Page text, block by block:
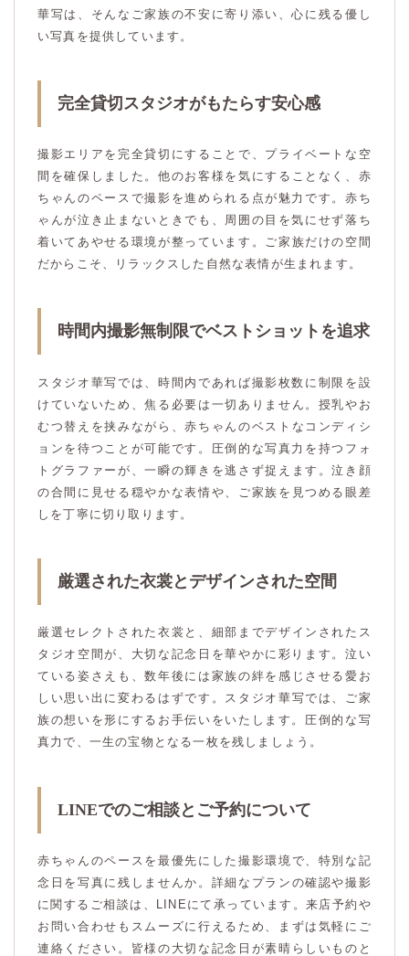
華写は、そんなご家族の不安に寄り添い、心に残る優し
い写真を提供しています。
完全貸切スタジオがもたらす安心感
撮影エリアを完全貸切にすることで、プライベートな空
間を確保しました。他のお客様を気にすることなく、赤
ちゃんのペースで撮影を進められる点が魅力です。赤ち
ゃんが泣き止まないときでも、周囲の目を気にせず落ち
着いてあやせる環境が整っています。ご家族だけの空間
だからこそ、リラックスした自然な表情が生まれます。
時間内撮影無制限でベストショットを追求
スタジオ華写では、時間内であれば撮影枚数に制限を設
けていないため、焦る必要は一切ありません。授乳やお
むつ替えを挟みながら、赤ちゃんのベストなコンディシ
ョンを待つことが可能です。圧倒的な写真力を持つフォ
トグラファーが、一瞬の輝きを逃さず捉えます。泣き顔
の合間に見せる穏やかな表情や、ご家族を見つめる眼差
しを丁寧に切り取ります。
厳選された衣裳とデザインされた空間
厳選セレクトされた衣裳と、細部までデザインされたス
タジオ空間が、大切な記念日を華やかに彩ります。泣い
ている姿さえも、数年後には家族の絆を感じさせる愛お
しい思い出に変わるはずです。スタジオ華写では、ご家
族の想いを形にするお手伝いをいたします。圧倒的な写
真力で、一生の宝物となる一枚を残しましょう。
LINEでのご相談とご予約について
赤ちゃんのペースを最優先にした撮影環境で、特別な記
念日を写真に残しませんか。詳細なプランの確認や撮影
に関するご相談は、LINEにて承っています。来店予約や
お問い合わせもスムーズに行えるため、まずは気軽にご
連絡ください。皆様の大切な記念日が素晴らしいものと